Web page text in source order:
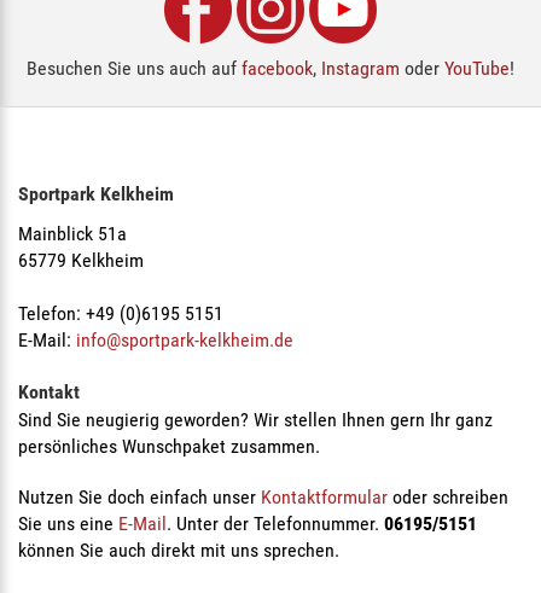
Besuchen Sie uns auch auf facebook, Instagram oder YouTube!
Sportpark Kelkheim
Mainblick 51a
65779 Kelkheim
Telefon: +49 (0)6195 5151
E-Mail: info@sportpark-kelkheim.de
Kontakt
Sind Sie neugierig geworden? Wir stellen Ihnen gern Ihr ganz
persönliches Wunschpaket zusammen.
Nutzen Sie doch einfach unser Kontaktformular oder schreiben
Sie uns eine E-Mail. Unter der Telefonnummer. 06195/5151
können Sie auch direkt mit uns sprechen.